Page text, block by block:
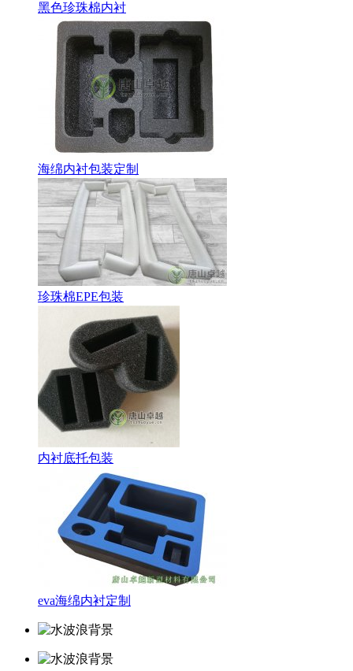
黑色珍珠棉内衬
海绵内衬包装定制
珍珠棉EPE包装
内衬底托包装
eva海绵内衬定制